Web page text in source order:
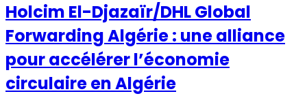
Holcim El-Djazaïr/DHL Global
Forwarding Algérie : une alliance
pour accélérer l’économie
circulaire en Algérie